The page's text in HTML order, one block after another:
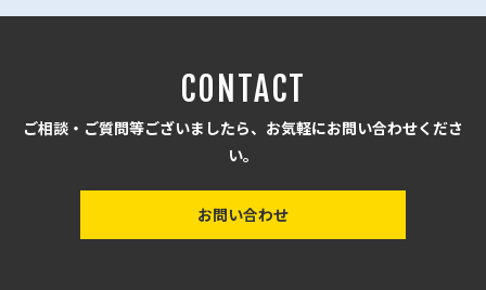
CONTACT
ご相談・ご質問等ございましたら、お気軽にお問い合わせくださ
い。
お問い合わせ